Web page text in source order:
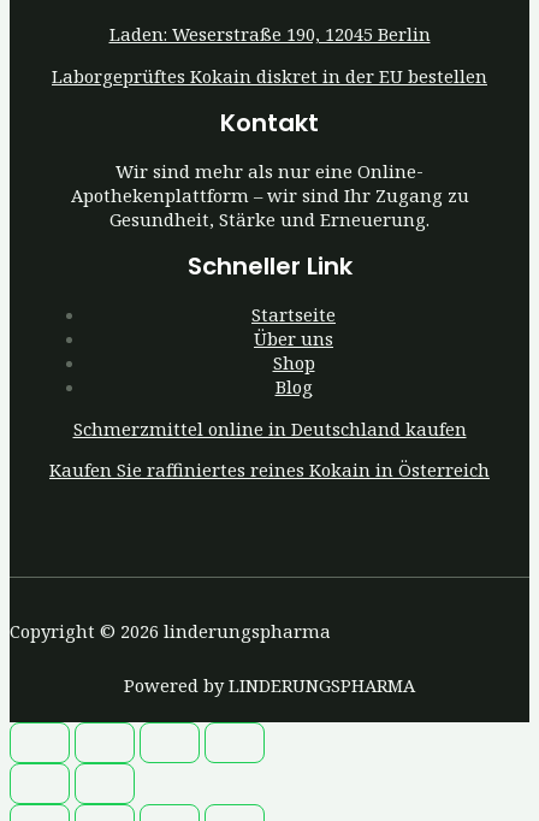
Laden: Weserstraße 190, 12045 Berlin
Laborgeprüftes Kokain diskret in der EU bestellen
Kontakt
Wir sind mehr als nur eine Online-
Apothekenplattform – wir sind Ihr Zugang zu
Gesundheit, Stärke und Erneuerung.
Schneller Link
Startseite
Über uns
Shop
Blog
Schmerzmittel online in Deutschland kaufen
Kaufen Sie raffiniertes reines Kokain in Österreich
Copyright © 2026 linderungspharma
Powered by LINDERUNGSPHARMA